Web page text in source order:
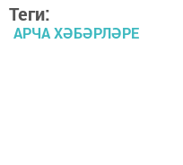
Теги:
АРЧА ХӘБӘРЛӘРЕ